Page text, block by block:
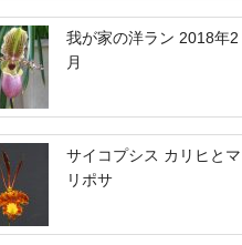
我が家の洋ラン 2018年2
月
サイコプシス カリヒとマ
リポサ